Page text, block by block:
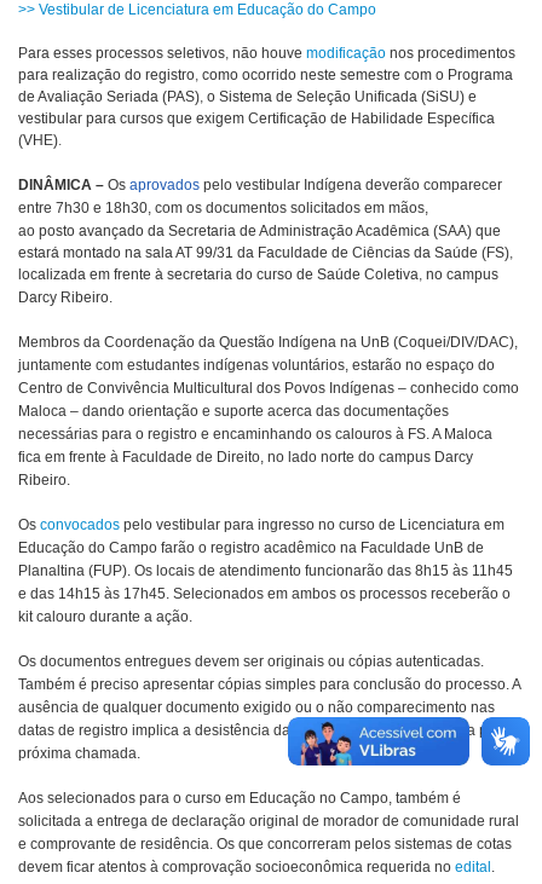
>> Vestibular de Licenciatura em Educação do Campo
Para esses processos seletivos, não houve modificação nos procedimentos
para realização do registro, como ocorrido neste semestre com o Programa
de Avaliação Seriada (PAS), o Sistema de Seleção Unificada (SiSU) e
vestibular para cursos que exigem Certificação de Habilidade Específica
(VHE).
DINÂMICA – Os aprovados pelo vestibular Indígena deverão comparecer
entre 7h30 e 18h30, com os documentos solicitados em mãos,
ao posto avançado da Secretaria de Administração Acadêmica (SAA) que
estará montado na sala AT 99/31 da Faculdade de Ciências da Saúde (FS),
localizada em frente à secretaria do curso de Saúde Coletiva, no campus
Darcy Ribeiro.
Membros da Coordenação da Questão Indígena na UnB (Coquei/DIV/DAC),
juntamente com estudantes indígenas voluntários, estarão no espaço do
Centro de Convivência Multicultural dos Povos Indígenas – conhecido como
Maloca – dando orientação e suporte acerca das documentações
necessárias para o registro e encaminhando os calouros à FS. A Maloca
fica em frente à Faculdade de Direito, no lado norte do campus Darcy
Ribeiro.
Os convocados pelo vestibular para ingresso no curso de Licenciatura em
Educação do Campo farão o registro acadêmico na Faculdade UnB de
Planaltina (FUP). Os locais de atendimento funcionarão das 8h15 às 11h45
e das 14h15 às 17h45. Selecionados em ambos os processos receberão o
kit calouro durante a ação.
Os documentos entregues devem ser originais ou cópias autenticadas.
Também é preciso apresentar cópias simples para conclusão do processo. A
ausência de qualquer documento exigido ou o não comparecimento nas
datas de registro implica a desistência da vaga, que será remanejada para a
próxima chamada.
Aos selecionados para o curso em Educação no Campo, também é
solicitada a entrega de declaração original de morador de comunidade rural
e comprovante de residência. Os que concorreram pelos sistemas de cotas
devem ficar atentos à comprovação socioeconômica requerida no edital .